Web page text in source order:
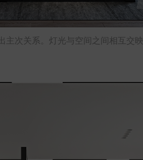
主次关系。灯光与空间之间相互交映